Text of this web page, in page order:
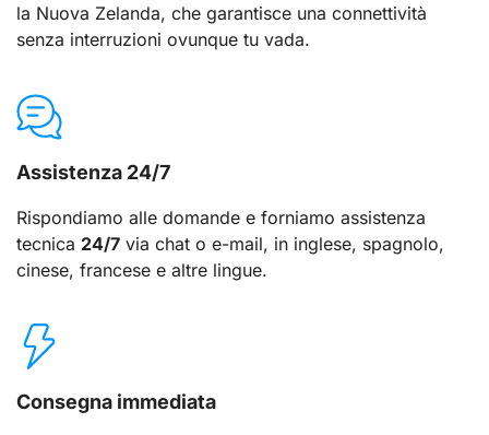
la Nuova Zelanda, che garantisce una connettività
senza interruzioni ovunque tu vada.
Assistenza 24/7
Rispondiamo alle domande e forniamo assistenza
tecnica 24/7 via chat o e-mail, in inglese, spagnolo,
cinese, francese e altre lingue.
Consegna immediata